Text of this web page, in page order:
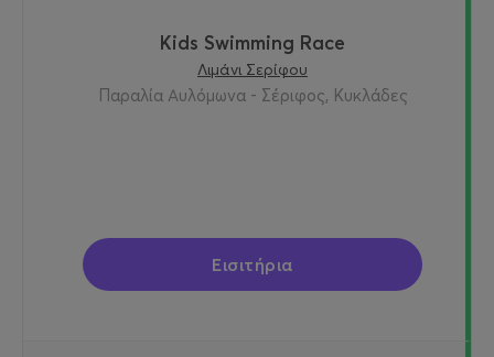
Kids Swimming Race
Λιμάνι Σερίφου
Παραλία Αυλόμωνα - Σέριφος, Κυκλάδες
Εισιτήρια